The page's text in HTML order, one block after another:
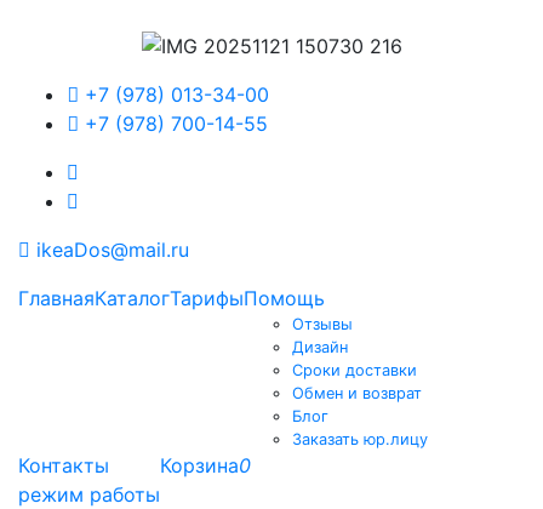
+7 (978) 013-34-00
+7 (978) 700-14-55
ikeaDos@mail.ru
ГлавнаяКаталогТарифыПомощь
Отзывы
Дизайн
Сроки доставки
Обмен и возврат
Блог
Заказать юр.лицу
Контакты
режим работы
Корзина0